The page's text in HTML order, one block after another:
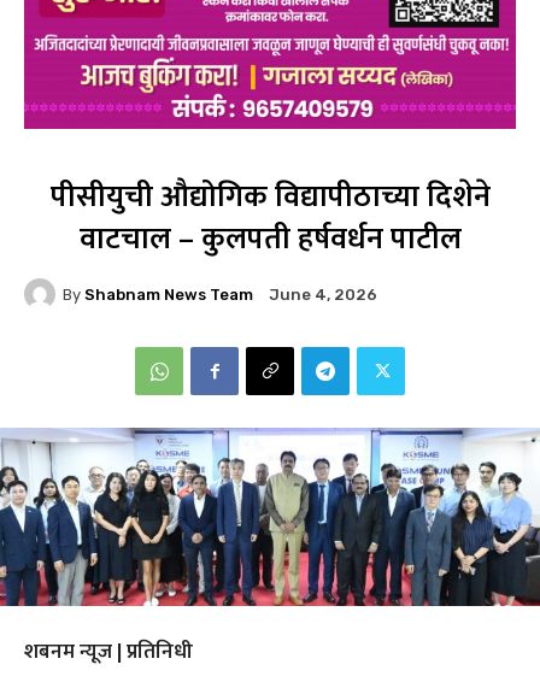
पीसीयुची औद्योगिक विद्यापीठाच्या दिशेने
वाटचाल – कुलपती हर्षवर्धन पाटील
By Shabnam News Team June 4, 2026
शबनम न्यूज | प्रतिनिधी